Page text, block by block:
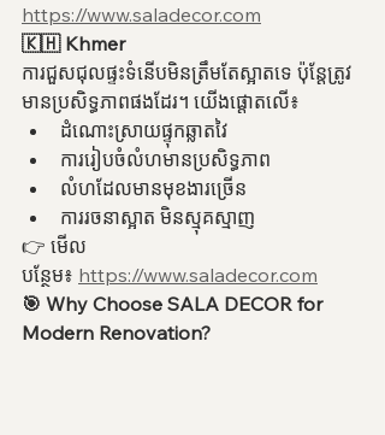
https://www.saladecor.com
🇰🇭 Khmer
ការជួសជុលផ្ទះទំនើបមិនត្រឹមតែស្អាតទេ ប៉ុន្តែត្រូវ
មានប្រសិទ្ធភាពផងដែរ។ យើងផ្តោតលើ៖
ដំណោះស្រាយផ្ទុកឆ្លាតវៃ
ការរៀបចំលំហមានប្រសិទ្ធភាព
លំហដែលមានមុខងារច្រើន
ការរចនាស្អាត មិនស្មុគស្មាញ
👉 មើល
បន្ថែម៖ https://www.saladecor.com
🎯 Why Choose SALA DECOR for
Modern Renovation?